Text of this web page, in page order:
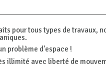
pour tous types de travaux,
problème d'espace !
illimité avec liberté de